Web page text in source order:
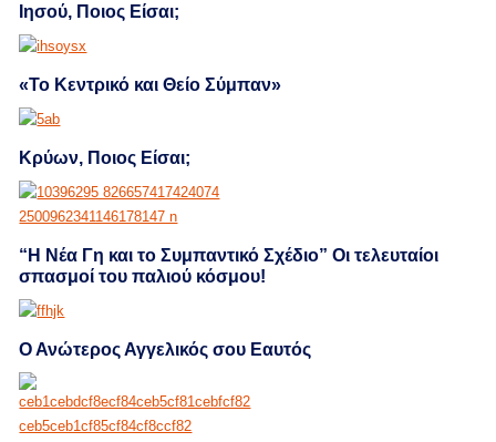
Ιησού, Ποιος Είσαι;
«Το Κεντρικό και Θείο Σύμπαν»
Κρύων, Ποιος Είσαι;
“Η Νέα Γη και το Συμπαντικό Σχέδιο” Οι τελευταίοι
σπασμοί του παλιού κόσμου!
Ο Ανώτερος Αγγελικός σου Εαυτός